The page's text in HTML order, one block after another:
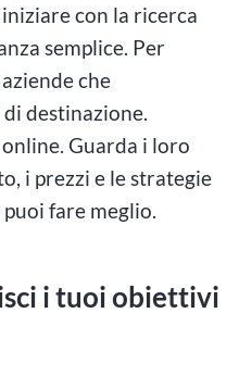
con la ricerca
semplice. Per
che
destinazione.
Guarda i loro
i prezzi e le strategie
fare meglio.
i tuoi obiettivi